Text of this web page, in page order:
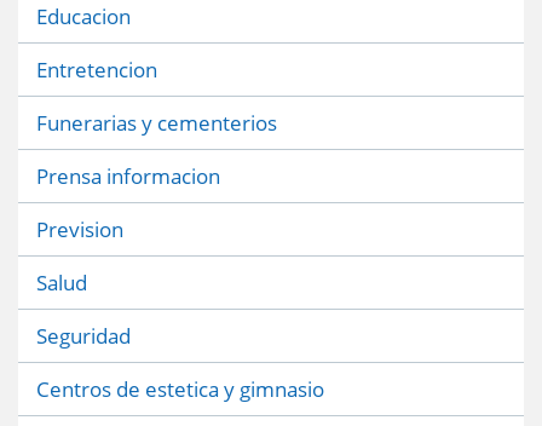
Educacion
Entretencion
Funerarias y cementerios
Prensa informacion
Prevision
Salud
Seguridad
Centros de estetica y gimnasio